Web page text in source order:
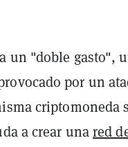
un "doble gasto",
por un
criptomoneda
a crear unared